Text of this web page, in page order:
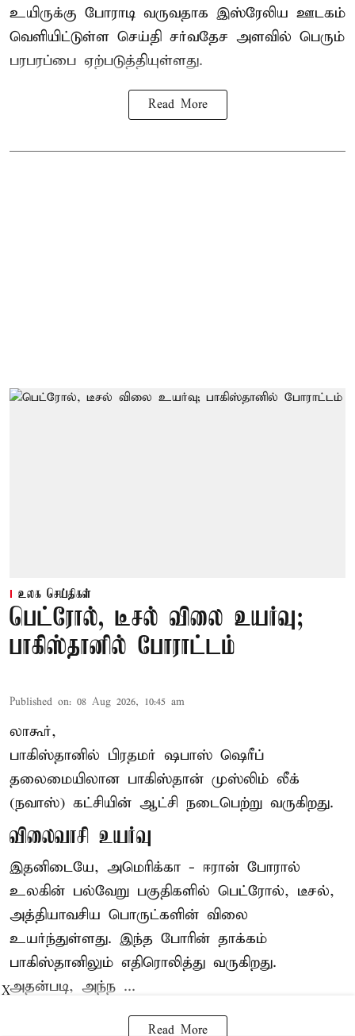
உயிருக்கு போராடி வருவதாக இஸ்ரேலிய ஊடகம்
வெளியிட்டுள்ள செய்தி சர்வதேச அளவில் பெரும்
பரபரப்பை ஏற்படுத்தியுள்ளது.
Read More
உலக செய்திகள்
பெட்ரோல், டீசல் விலை உயர்வு;
பாகிஸ்தானில் போராட்டம்
Published on: 08 Aug 2026, 10:45 am
லாகூர்,
பாகிஸ்தானில் பிரதமர் ஷபாஸ் ஷெரீப்
தலைமையிலான பாகிஸ்தான் முஸ்லிம் லீக்
(நவாஸ்) கட்சியின் ஆட்சி நடைபெற்று வருகிறது.
விலைவாசி உயர்வு
இதனிடையே, அமெரிக்கா - ஈரான் போரால்
உலகின் பல்வேறு பகுதிகளில் பெட்ரோல், டீசல்,
அத்தியாவசிய பொருட்களின் விலை
உயர்ந்துள்ளது. இந்த போரின் தாக்கம்
பாகிஸ்தானிலும் எதிரொலித்து வருகிறது.
அதன்படி, அந்ந ...
Read More
X